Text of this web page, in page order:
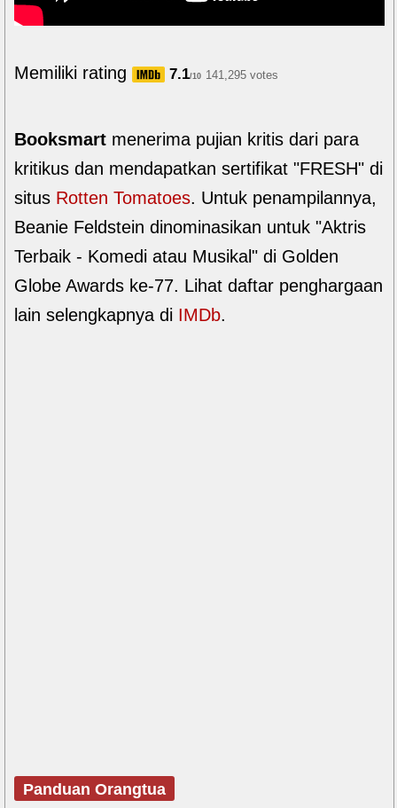
Memiliki rating 7.1/10 141,295 votes
Booksmart menerima pujian kritis dari para
kritikus dan mendapatkan sertifikat "FRESH" di
situs Rotten Tomatoes. Untuk penampilannya,
Beanie Feldstein dinominasikan untuk "Aktris
Terbaik - Komedi atau Musikal" di Golden
Globe Awards ke-77. Lihat daftar penghargaan
lain selengkapnya di IMDb.
Panduan Orangtua